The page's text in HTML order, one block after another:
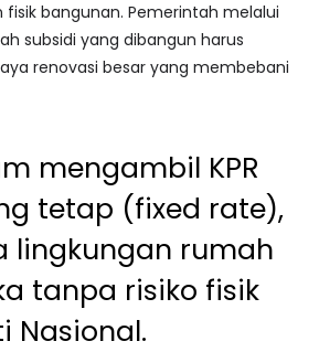
bangunan. Pemerintah melalui
subsidi yang dibangun harus
renovasi besar yang membebani
mengambil KPR
tetap (fixed rate),
lingkungan rumah
tanpa risiko fisik
Nasional.